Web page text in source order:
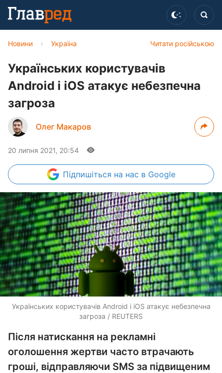
Читати російською
Новини › Україна
Українських користувачів
Android і iOS атакує небезпечна
загроза
Олег Макаров
20 липня 2021, 20:54
Підпишіться на нас в Google
Українських користувачів Android і iOS атакує небезпечна
загроза / REUTERS
Після натискання на рекламні
оголошення жертви часто втрачають
гроші, відправляючи SMS за підвищеним